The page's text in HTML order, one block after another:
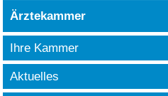
Ärztekammer
Ihre Kammer
Aktuelles